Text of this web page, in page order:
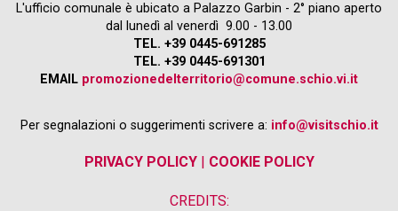
L'ufficio comunale è ubicato a Palazzo Garbin - 2° piano aperto
dal lunedì al venerdì 9.00 - 13.00
TEL. +39 0445-691285
TEL. +39 0445-691301
EMAIL promozionedelterritorio@comune.schio.vi.it
Per segnalazioni o suggerimenti scrivere a: info@visitschio.it
PRIVACY POLICY| COOKIE POLICY
CREDITS: